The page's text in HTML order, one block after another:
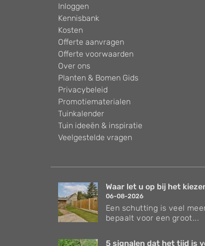
Inloggen
Kennisbank
Kosten
Offerte aanvragen
Offerte voorwaarden
Over ons
Planten & Bomen Gids
Privacybeleid
Promotiematerialen
Tuinkalender
Tuin ideeën & inspiratie
Veelgestelde vragen
Waar let u op bij het
06-08-2026
Een schutting is veel
bepaalt voor een groot...
5 signalen dat het tijd is